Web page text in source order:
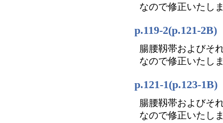
なので修正いたし
p.119-2(p.121-
腸腰靱帯およびそ
なので修正いたし
p.121-1(p.123-
腸腰靱帯およびそ
なので修正いたし